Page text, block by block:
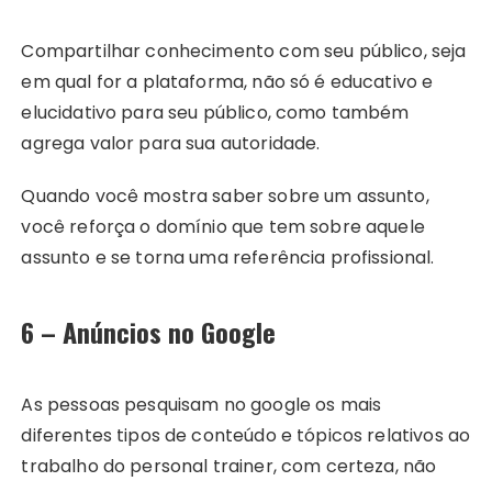
Compartilhar conhecimento com seu público, seja
em qual for a plataforma, não só é educativo e
elucidativo para seu público, como também
agrega valor para sua autoridade.
Quando você mostra saber sobre um assunto,
você reforça o domínio que tem sobre aquele
assunto e se torna uma referência profissional.
6 – Anúncios no Google
As pessoas pesquisam no google os mais
diferentes tipos de conteúdo e tópicos relativos ao
trabalho do personal trainer, com certeza, não